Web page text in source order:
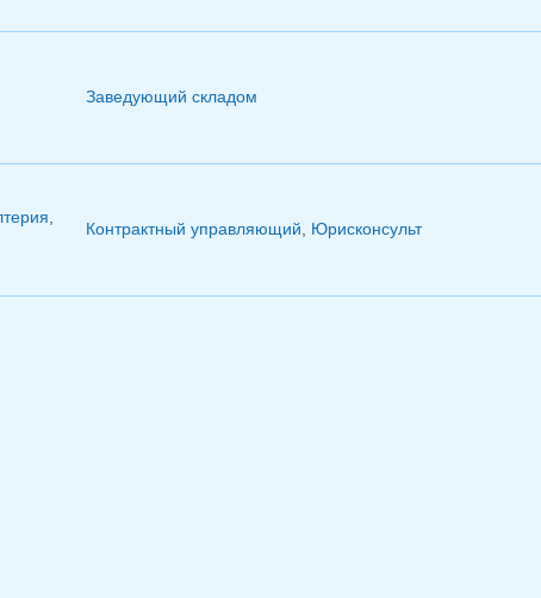
Заведующий складом
,
Контрактный управляющий, Юрисконсульт